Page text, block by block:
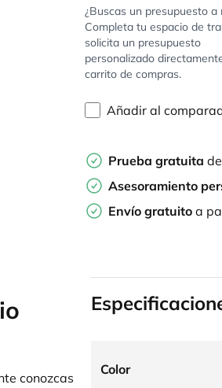
¿Buscas un presupuesto a
Completa tu espacio de
solicita un presupuesto
personalizado
carrito de compras.
Añadir al
Prueba gratuita
Asesoramiento
Envío gratuito a
conozcas
Color